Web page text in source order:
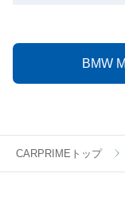
BMW
CARPRIMEトップ